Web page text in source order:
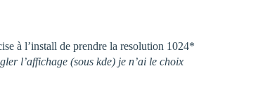
à l’install de prendre la resolution 1024*
l’affichage (sous kde) je n’ai le choix